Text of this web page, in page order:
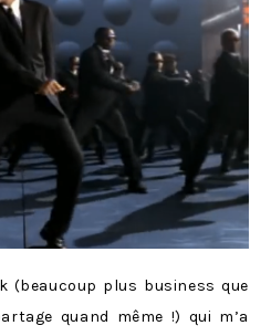
(beaucoup plus business que
quand même !) qui m’a